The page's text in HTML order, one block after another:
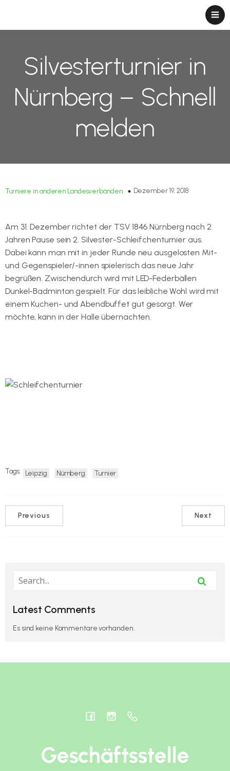
Silvesterturnier in
Nürnberg – Schnell
melden
Turniere in anderen Landesverbänden Dezember 19, 2018
Am 31. Dezember richtet der TSV 1846 Nürnberg nach 2
Jahren Pause sein 2. Silvester-Schleifchenturnier aus.
Dabei kann man mit in jeder Runde neu ausgelosten Mit-
und Gegenspieler/-innen spielerisch das neue Jahr
begrüßen. Zwischendurch wird mit LED-Federbällen
Dunkel-Badminton gespielt. Für das leibliche Wohl wird mit
einem Kuchen- und Abendbuffet gut gesorgt. Wer
möchte, kann in der Halle übernachten.
Tags: Leipzig Nürnberg Turnier
Previous Next
Latest Comments
Es sind keine Kommentare vorhanden.
Geschäftsstelle